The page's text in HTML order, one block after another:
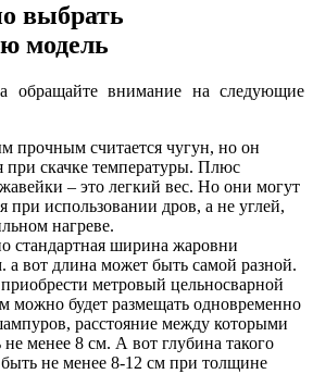
выбрать
модель
обращайте внимание на следующие
прочным считается чугун, но он
при скачке температуры. Плюс
– это легкий вес. Но они могут
при использовании дров, а не углей,
нагреве.
стандартная ширина жаровни
а вот длина может быть самой разной.
метровый цельносварной
можно будет размещать одновременно
расстояние между которыми
не менее 8 см. А вот глубина такого
не менее 8-12 см при толщине